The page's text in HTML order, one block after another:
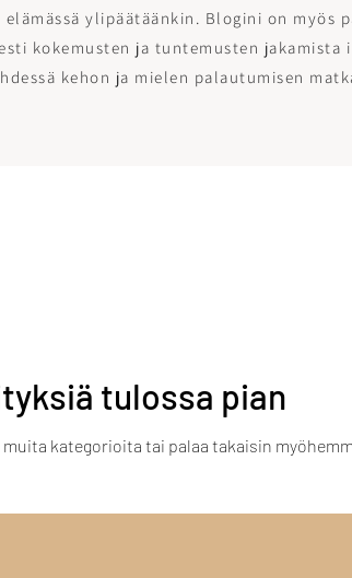
ylipäätäänkin. Blogini on myös
kokemusten ja tuntemusten jakamista
kehon ja mielen palautumisen
tulossa pian
kategorioita tai palaa takaisin